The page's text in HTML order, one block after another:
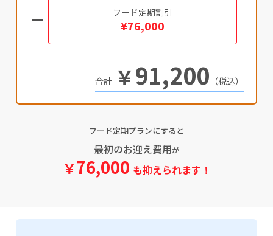
フード定期割引
¥76,000
￥91,200 （税込）
フード定期プランにすると
最初のお迎え費用が
￥76,000 も抑えられます！